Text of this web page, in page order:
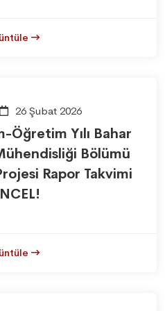
26 Şubat 2026
Yılı Bahar
Bölümü
Rapor Takvimi